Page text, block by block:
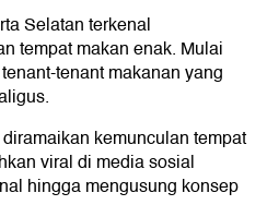
Selatan terkenal
tempat makan enak. Mulai
tenant makanan yang
kemunculan tempat
viral di media sosial
hingga mengusung konsep